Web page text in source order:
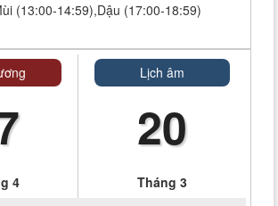
(13:00-14:59),Dậu (17:00-18:59)
4
Lịch âm
20
Tháng 3